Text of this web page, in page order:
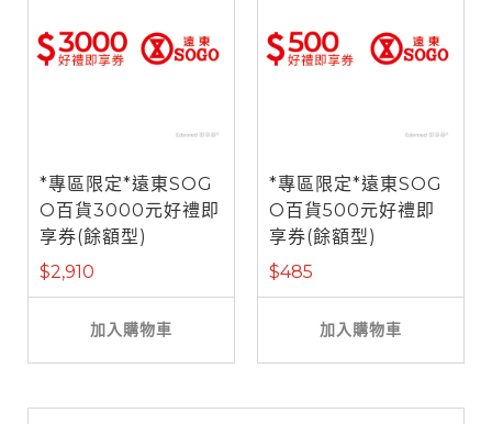
*專區限定*遠東SOG
O百貨3000元好禮即
享券(餘額型)
$2,910
加入購物車
*專區限定*遠東SOG
O百貨500元好禮即
享券(餘額型)
$485
加入購物車